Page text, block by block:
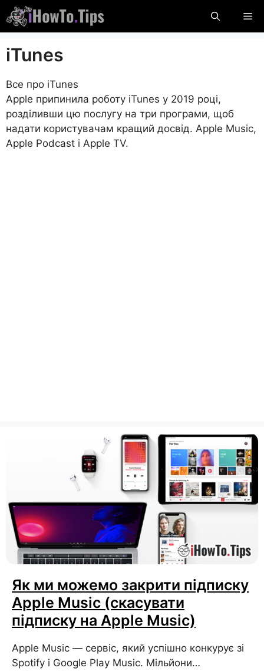
Перейти
до
вмісту
iTunes
Все про iTunes
Apple припинила роботу iTunes у 2019 році,
розділивши цю послугу на три програми, щоб
надати користувачам кращий досвід. Apple Music,
Apple Podcast і Apple TV.
Як ми можемо закрити підписку
Apple Music (скасувати
підписку на Apple Music)
Apple Music — сервіс, який успішно конкурує зі
Spotify і Google Play Music. Мільйони…